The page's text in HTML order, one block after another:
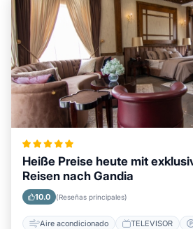
Heiße Preise heute mit
Reisen nach Gandia
10.0 (Reseñas principales)
Aire acondicionado TELEVISOR